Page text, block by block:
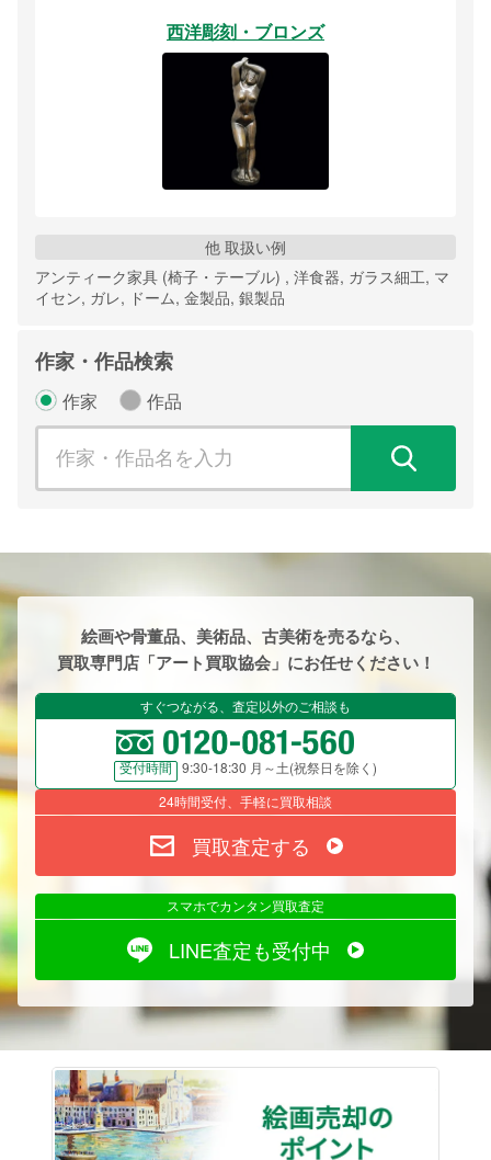
西洋彫刻・ブロンズ
他 取扱い例
アンティーク家具 (椅子・テーブル) , 洋食器, ガラス細工, マ
イセン, ガレ, ドーム, 金製品, 銀製品
作家・作品検索
作家 作品
絵画や骨董品、美術品、古美術を売るなら、
買取専門店「アート買取協会」にお任せください！
すぐつながる、査定以外のご相談も
受付時間
9:30-18:30 月～土(祝祭日を除く)
24時間受付、手軽に買取相談
買取査定する
スマホでカンタン買取査定
LINE査定も受付中